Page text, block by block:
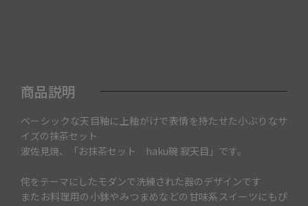
商品説明
ベーシックな天目釉に上釉がけで表情を持たせた小ぶりなサ
イズの抹茶セット
波佐見焼、「お抹茶セット haku碗 寂天目」です。
侘をテーマにしたモダンで洗練された器のデザインです
またお料理用の小鉢やみつまめなどの甘味系スイーツにもぴ